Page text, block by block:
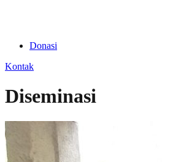
Donasi
Kontak
Diseminasi